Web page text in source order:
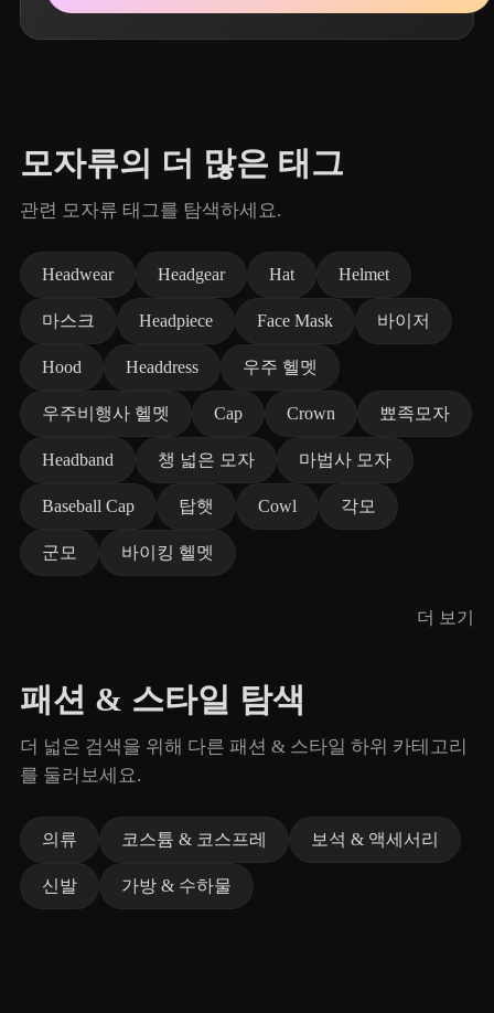
모자류의 더 많은 태그
관련 모자류 태그를 탐색하세요.
Headwear Headgear Hat Helmet
마스크 Headpiece Face Mask 바이저
Hood Headdress 우주 헬멧
우주비행사 헬멧 Cap Crown 뾰족모자
Headband 챙 넓은 모자 마법사 모자
Baseball Cap 탑햇 Cowl 각모
군모 바이킹 헬멧
더 보기
패션 & 스타일 탐색
더 넓은 검색을 위해 다른 패션 & 스타일 하위 카테고리
를 둘러보세요.
의류 코스튬 & 코스프레 보석 & 액세서리
신발 가방 & 수하물